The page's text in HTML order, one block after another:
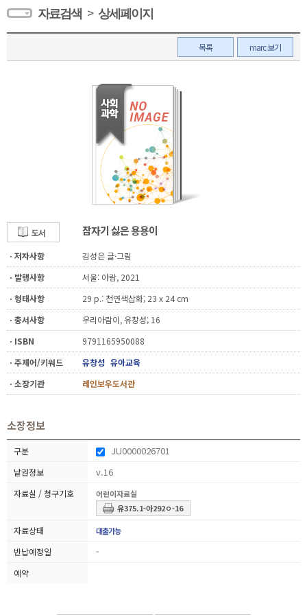
자료검색 > 상세페이지
목록 marc 보기
도서 잠자기 싫은 용용이
ㆍ저자사항
김성은 글·그림
ㆍ발행사항
서울: 아람, 2021
ㆍ형태사항
29 p.: 천연색삽화; 23 x 24 cm
ㆍ총서사항
우리아람이, 유창성; 16
ㆍISBN
9791165950088
ㆍ주제어/키워드
유창성 유아교육
ㆍ소장기관
레인보우도서관
소장정보
JU0000026701
v.16
어린이자료실
유375.1-아292ㅇ-16
대출가능
-